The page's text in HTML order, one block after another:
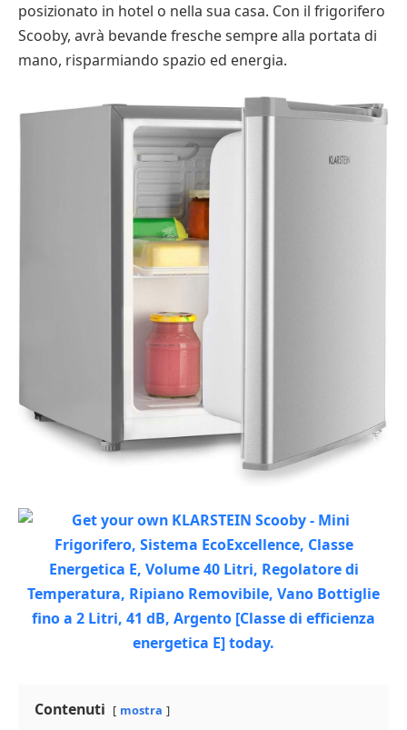
posizionato in hotel o nella sua casa. Con il frigorifero
Scooby, avrà bevande fresche sempre alla portata di
mano, risparmiando spazio ed energia.
Contenuti mostra